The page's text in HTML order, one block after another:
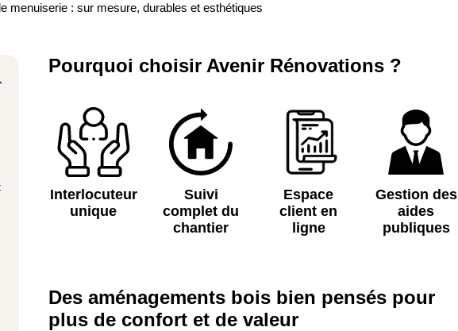
menuiserie : sur mesure, durables et esthétiques
Pourquoi choisir Avenir Rénovations ?
Interlocuteur
unique
Suivi
complet du
chantier
Espace
client en
ligne
Gestion des
aides
publiques
Des aménagements bois bien pensés pour
plus de confort et de valeur